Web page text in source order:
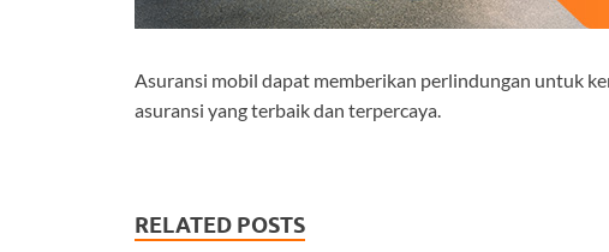
Asuransi mobil dapat memberikan perlindungan untuk
asuransi yang terbaik dan terpercaya.
RELATED POSTS